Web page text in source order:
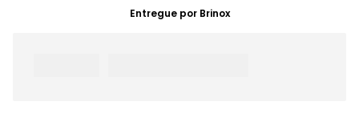
Entregue por Brinox